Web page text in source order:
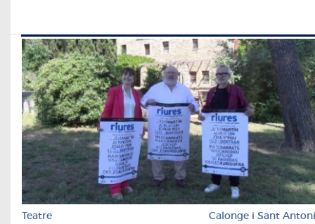
Teatre Calonge i Sant Antoni